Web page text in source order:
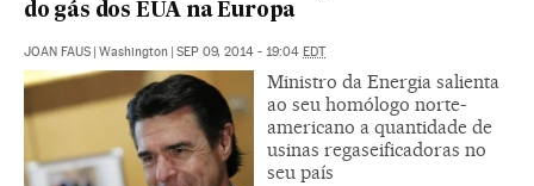
do gás dos EUA na Europa
JOAN FAUS Washington SEP 09, 2014 - 19:04 EDT
Ministro da Energia salienta
ao seu homólogo norte-
americano a quantidade de
usinas regaseificadoras no
seu país